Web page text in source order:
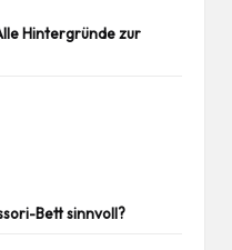
Hintergründe zur
Bett sinnvoll?